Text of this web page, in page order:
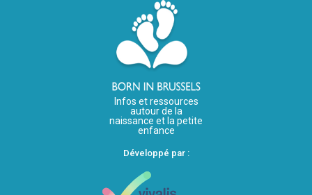
Infos et ressources
autour de la
naissance et la petite
enfance
Développé par :